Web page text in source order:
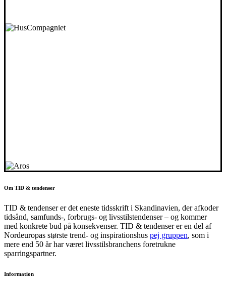
Om TID & tendenser
TID & tendenser er det eneste tidsskrift i Skandinavien, der afkoder
tidsånd, samfunds-, forbrugs- og livsstilstendenser – og kommer
med konkrete bud på konsekvenser. TID & tendenser er en del af
Nordeuropas største trend- og inspirationshus pej gruppen, som i
mere end 50 år har været livsstilsbranchens foretrukne
sparringspartner.
Information